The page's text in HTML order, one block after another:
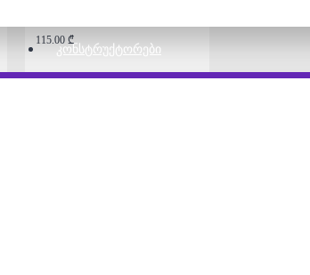
ᲙᲝᲜᲡᲢᲠᲣᲥᲢᲝᲠᲔᲑᲘ
115.00 ₾